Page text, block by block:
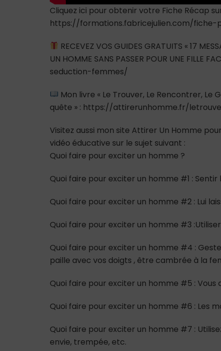
Cliquez ici pour obtenir votre Fiche Récap
https://formations.fabricejulien.com/
RECEVEZ VOS GUIDES GRATUITS « 17
UN HOMME SANS PASSER POUR UNE FILLE
seduction-femmes/
Mon livre « Le Trouver, Le Rencontrer,
quête » : https://attirerunhomme.fr/
Visitez aussi mon site Attirer Un Homme
vidéo éducative sur le sujet suivant :
Quoi faire pour exciter un homme ?
Quoi faire pour exciter un homme #1 : Sentir
Quoi faire pour exciter un homme #2 : Lui
Quoi faire pour exciter un homme #3
Quoi faire pour exciter un homme #4 :
paille avec vos doigts , être cambrée à la
Quoi faire pour exciter un homme #5 : Vous
Quoi faire pour exciter un homme #6 : Les
Quoi faire pour exciter un homme #7 :
envie, trempée, etc.